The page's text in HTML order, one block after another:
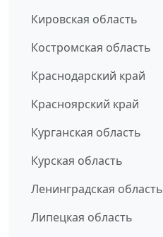
Кировская область
Костромская область
Краснодарский край
Красноярский край
Курганская область
Курская область
Ленинградская область
Липецкая область